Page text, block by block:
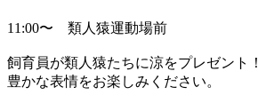
11:00〜 類人猿運動場前
飼育員が類人猿たちに涼をプレゼント！
豊かな表情をお楽しみください。